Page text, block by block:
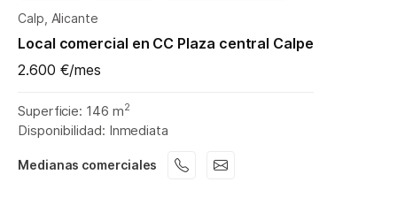
Calp, Alicante
Local comercial en CC Plaza central Calpe
2.600 €/mes
Superficie: 146 m2
Disponibilidad: Inmediata
Medianas comerciales